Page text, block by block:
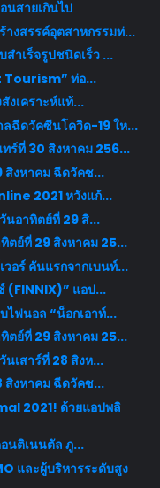
นสายเกินไป
งสรรค์อุตสาหกรรมท่...
ำเร็จรูปชนิดเร็ว ...
Tourism” ท่อ...
งเคราะห์แท้...
ฉีดวัคซีนโควิด-19 ให...
ร์ที่ 30 สิงหาคม 256...
สิงหาคม ฉีดวัคซ...
2021 หวังแก้...
นอาทิตย์ที่ 29 สิ...
ย์ที่ 29 สิงหาคม 25...
อร์ คันแรกจากเบนท์...
(FINNIX)” แอป...
ไฟนอล “น็อกเอาท์...
ย์ที่ 29 สิงหาคม 25...
เสาร์ที่ 28 สิงห...
สิงหาคม ฉีดวัคซ...
2021! ด้วยแอปพลิ
นติเนนตัล ภู...
และผู้บริหารระดับสูง